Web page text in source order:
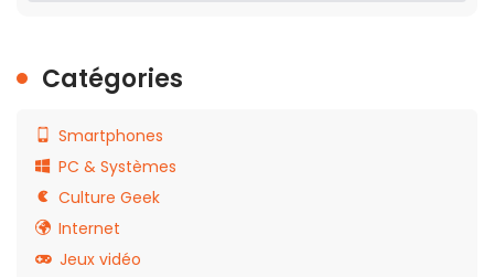
Catégories
Smartphones
PC & Systèmes
Culture Geek
Internet
Jeux vidéo